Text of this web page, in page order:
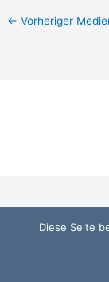
← Vorheriger
Diese Seite